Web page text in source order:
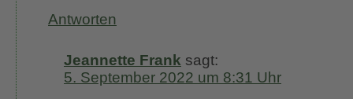
Antworten
Jeannette Frank sagt:
5. September 2022 um 8:31 Uhr